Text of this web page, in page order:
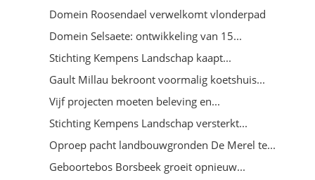
Domein Roosendael verwelkomt vlonderpad
Domein Selsaete: ontwikkeling van 15...
Stichting Kempens Landschap kaapt...
Gault Millau bekroont voormalig koetshuis...
Vijf projecten moeten beleving en...
Stichting Kempens Landschap versterkt...
Oproep pacht landbouwgronden De Merel te...
Geboortebos Borsbeek groeit opnieuw...